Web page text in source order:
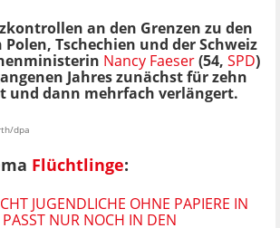
an den Grenzen zu den
Tschechien und der Schweiz
Nancy Faeser(54, SPD)
Jahres zunächst für zehn
und dann mehrfach verlängert.
dpa
Flüchtlinge:
JUGENDLICHE OHNE PAPIERE IN
NUR NOCH IN DEN